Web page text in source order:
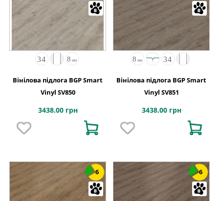
Вінілова підлога BGP Smart
Vinyl SV850
3438.00 грн
Вінілова підлога BGP Smart
Vinyl SV851
3438.00 грн
6 6